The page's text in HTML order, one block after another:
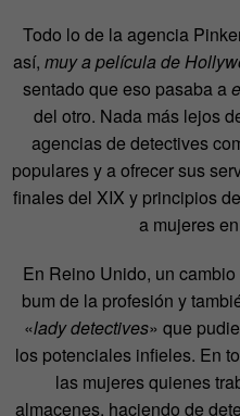
Todo lo de la agencia
así, muy a película de
sentado que eso pasaba a
del otro. Nada más lejos
agencias de detectives
populares y a ofrecer sus
finales del XIX y principios
a mujeres
En Reino Unido, un
bum de la profesión y
«lady detectives» que
los potenciales infieles. En
las mujeres quienes
almacenes, haciendo de